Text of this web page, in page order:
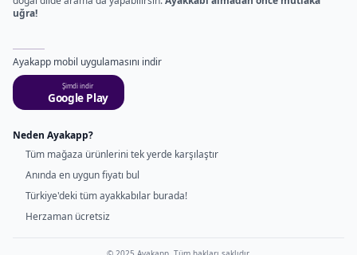
uğra!
Ayakapp mobil uygulamasını indir
Şimdi indir
Google Play
Neden Ayakapp?
Tüm mağaza ürünlerini tek yerde karşılaştır
Anında en uygun fiyatı bul
Türkiye'deki tüm ayakkabılar burada!
Herzaman ücretsiz